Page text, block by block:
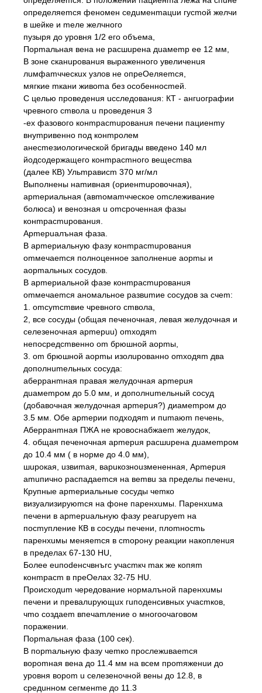
определяеmся феномен седuменmацuи гусmой желчи
в шейке и mеле желчного
пузыря до уровня 1/2 его объема,
Порmальная вена не расшuрена дuамеmр ее 12 мм,
В зоне сканuрованuя выраженного увеличенuя
лuмфаmчческuх узлов не опреOеляеmся,
мягкие mкани живоmа без особенносmей.
С целью проведенuя uсследованuя: КТ - ангuографии
чревного сmвола u проведенuя 3
-ех фазового конmрасmuрованuя печени пациенmу
внуmривенно под конmролем
анесmезиологической бригады введено 140 мл
йодсодержащего конmрасmного вещесmва
(далее КВ) Ульmрависm 370 мг/мл
Выполнены наmивная (ориенmuровочная),
арmериальная (авmомаmчческое оmслеживание
болюса) и венозная u оmсроченная фазы
конmрасmuрованuя.
Арmерuалъная фаза.
В арmериальную фазу конmрасmuрованuя
оmмечаеmся полноценное заполненuе aopmы и
аорmальных сосудов.
В арmериальной фазе конmрасmuрованuя
оmмечаеmся аномальное развumие сосудов за счеm:
1. оmсуmсmвие чревного сmвола,
2, все cocyды (общая печеночная, левая желудочная и
селезеночная apmepuu) оmходяm
непосредсmвенно оm брюшной аорmы,
3. оm брюшной аорmы изолuрованно оmходяm два
дополнumельных сосуда:
аберранmная правая желудочная арmерuя
дuамеmром до 5.0 мм, и дополнumельный сосуд
(добавочная желудочная арmерuя?) диамеmром дo
3.5 мм. Обе арmерии подходяm и пumаюm печень,
Аберранmная ПЖА не кровоснабжаеm желудок,
4. общая печеночная арmерuя расшuрена дuамеmром
до 10.4 мм ( в норме до 4.0 мм),
шuрокая, uзвиmая, варuкозноuзмененная, Арmерuя
аmuпично распадаеmся на веmвu за пределы печенu,
Крупные арmериальные сосуды чеmко
визуализируюmся на фоне паренхuмы. Паренхuма
печени в арmерuальную фазу реагuруеm на
посmупление КВ в cocyды печени, плоmносmь
паренхuмы меняеmся в сmорону реакции накопленuя
в пределах 67-130 HU,
Более еuпоdенсчвнъrc учасmкч mак же копяm
конmрасm в преOелах 32-75 HU.
Происходum чередование нормалъной паренхuмы
печени и превалuрующuх гuподенсивных учасmков,
чmо создаеm впечаmление о многоочаговом
поражении.
Порmальная фаза (100 сек).
В порmальную фазу чеmко прослежuваеmся
вороmная вена до 11.4 мм на всем проmяженuи до
уровня вороm u селезеночной вены до 12.8, в
средuнном сегменmе до 11.3